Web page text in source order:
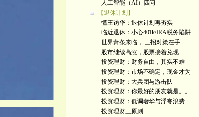
· 人工智能（AI）四问
【退休计划】
· 懂王访华：退休计划再夯实
· 临近退休：小心401k/IRA税务陷阱
· 世界萧条来临， 三招对策在手
· 股市继续高涨，股票接着兑现
· 投资理财：财务自由，其实不难
· 投资理财：市场不确定，现金才为
· 投资理财：大兵团与游击队
· 投资理财：你最好的朋友就是。。
· 投资理财：低调奢华与浮夸浪费
· 投资理财三原则